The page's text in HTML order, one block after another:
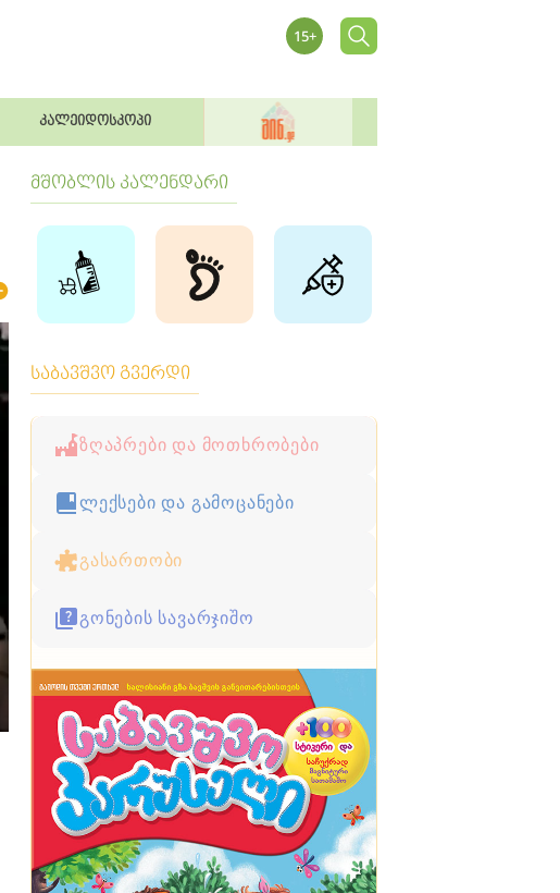
კალეიდოსკოპი
მშობლის კალენდარი
საბავშვო გვერდი
ზღაპრები და მოთხრობები
ლექსები და გამოცანები
გასართობი
გონების სავარჯიშო